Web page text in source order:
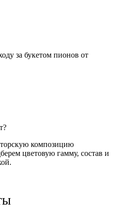
за букетом пионов от
композицию
цветовую гамму, состав и